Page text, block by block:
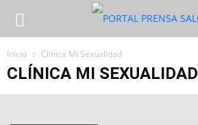
Inicio Clínica Mi Sexualidad
CLÍNICA MI SEXUALIDAD